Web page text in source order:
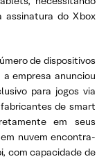
assinatura do Xbox
de dispositivos
a empresa anunciou
para jogos via
de smart
em seus
nuvem encontra-
com capacidade de